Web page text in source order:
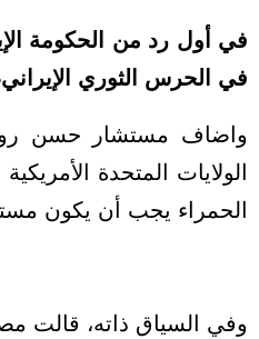
في أول رد من الحكومة
في الحرس الثوري
واضاف مستشار حسن
الولايات المتحدة
الحمراء يجب أن يكون
وفي السياق ذاته، قالت